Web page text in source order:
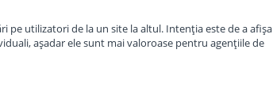
praf Hipp HA 2
hipoalergenic de la
utilizatori de la un site la altul. Intenţia este de a afişa
aşadar ele sunt mai valoroase pentru agenţiile de